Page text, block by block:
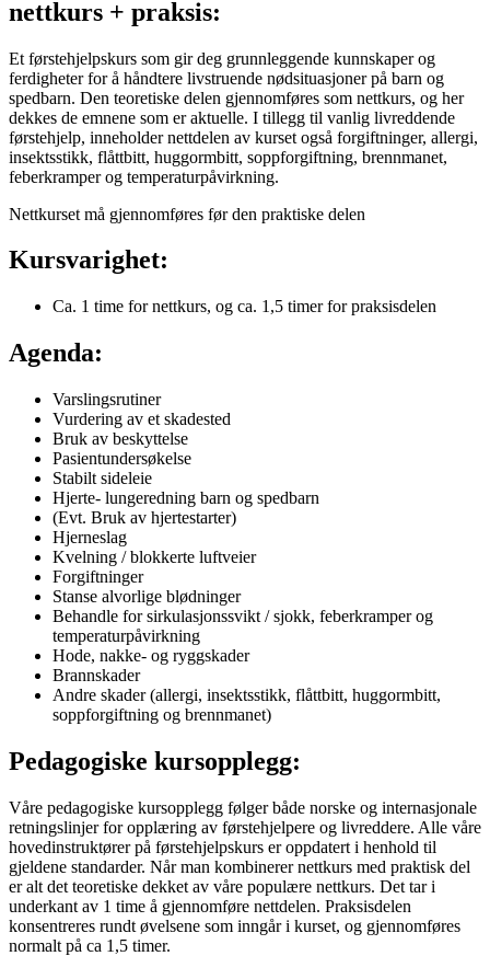
nettkurs + praksis:
Et førstehjelpskurs som gir deg grunnleggende kunnskaper og
ferdigheter for å håndtere livstruende nødsituasjoner på barn og
spedbarn. Den teoretiske delen gjennomføres som nettkurs, og her
dekkes de emnene som er aktuelle. I tillegg til vanlig livreddende
førstehjelp, inneholder nettdelen av kurset også forgiftninger, allergi,
insektsstikk, flåttbitt, huggormbitt, soppforgiftning, brennmanet,
feberkramper og temperaturpåvirkning.
Nettkurset må gjennomføres før den praktiske delen
Kursvarighet:
Ca. 1 time for nettkurs, og ca. 1,5 timer for praksisdelen
Agenda:
Varslingsrutiner
Vurdering av et skadested
Bruk av beskyttelse
Pasientundersøkelse
Stabilt sideleie
Hjerte- lungeredning barn og spedbarn
(Evt. Bruk av hjertestarter)
Hjerneslag
Kvelning / blokkerte luftveier
Forgiftninger
Stanse alvorlige blødninger
Behandle for sirkulasjonssvikt / sjokk, feberkramper og
temperaturpåvirkning
Hode, nakke- og ryggskader
Brannskader
Andre skader (allergi, insektsstikk, flåttbitt, huggormbitt,
soppforgiftning og brennmanet)
Pedagogiske kursopplegg:
Våre pedagogiske kursopplegg følger både norske og internasjonale
retningslinjer for opplæring av førstehjelpere og livreddere. Alle våre
hovedinstruktører på førstehjelpskurs er oppdatert i henhold til
gjeldene standarder. Når man kombinerer nettkurs med praktisk del
er alt det teoretiske dekket av våre populære nettkurs. Det tar i
underkant av 1 time å gjennomføre nettdelen. Praksisdelen
konsentreres rundt øvelsene som inngår i kurset, og gjennomføres
normalt på ca 1,5 timer.